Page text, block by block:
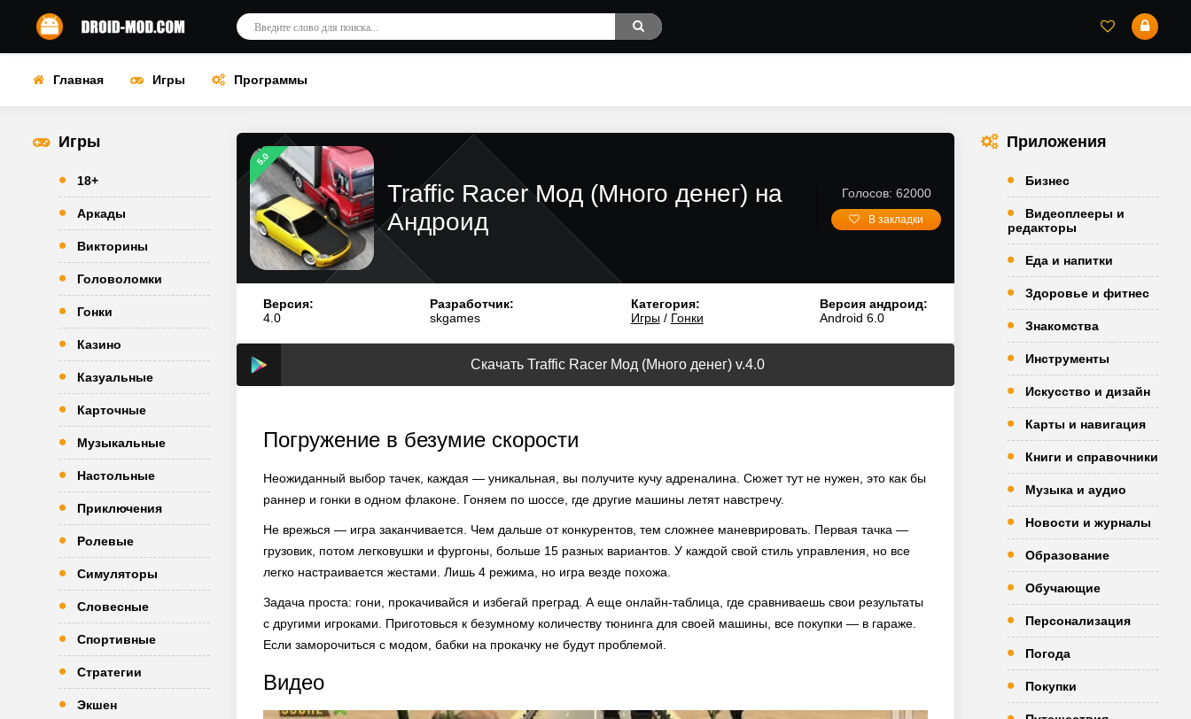
Главная Игры Программы
Игры
18+
Аркады
Викторины
Головоломки
Гонки
Казино
Казуальные
Карточные
Музыкальные
Настольные
Приключения
Ролевые
Симуляторы
Словесные
Спортивные
Стратегии
Экшен
5.0
Traffic Racer Мод (Много денег) на
Андроид
Голосов: 62000
В закладки
Версия:
4.0
Разработчик:
skgames
Категория:
Игры/ Гонки
Версия андроид:
Android 6.0
Скачать Traffic Racer Мод (Много денег) v.4.0
Погружение в безумие скорости
Неожиданный выбор тачек, каждая — уникальная, вы получите кучу адреналина. Сюжет тут не нужен, это как бы
раннер и гонки в одном флаконе. Гоняем по шоссе, где другие машины летят навстречу.
Не врежься — игра заканчивается. Чем дальше от конкурентов, тем сложнее маневрировать. Первая тачка —
грузовик, потом легковушки и фургоны, больше 15 разных вариантов. У каждой свой стиль управления, но все
легко настраивается жестами. Лишь 4 режима, но игра везде похожа.
Задача проста: гони, прокачивайся и избегай преград. А еще онлайн-таблица, где сравниваешь свои результаты
с другими игроками. Приготовься к безумному количеству тюнинга для своей машины, все покупки — в гараже.
Если заморочиться с модом, бабки на прокачку не будут проблемой.
Видео
Приложения
Бизнес
Видеоплееры и
редакторы
Еда и напитки
Здоровье и фитнес
Знакомства
Инструменты
Искусство и дизайн
Карты и навигация
Книги и справочники
Музыка и аудио
Новости и журналы
Образование
Обучающие
Персонализация
Погода
Покупки